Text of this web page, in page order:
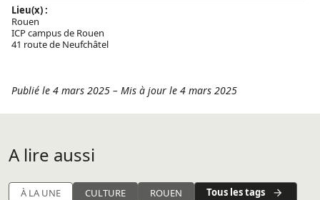
Lieu(x) :
Rouen
ICP campus de Rouen
41 route de Neufchâtel
Publié le 4 mars 2025 – Mis à jour le 4 mars 2025
A lire aussi
À LA UNE CULTURE ROUEN Tous les tags